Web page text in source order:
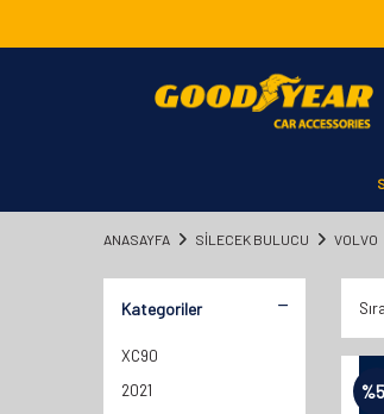
ANASAYFA SILECEK BULUCU VOLVO
Kategoriler
XC90
2021
%